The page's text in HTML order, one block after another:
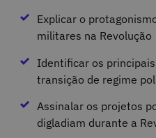
Explicar o
militares na Revolução
Identificar os
transição de regime
Assinalar os projetos
digladiam durante a